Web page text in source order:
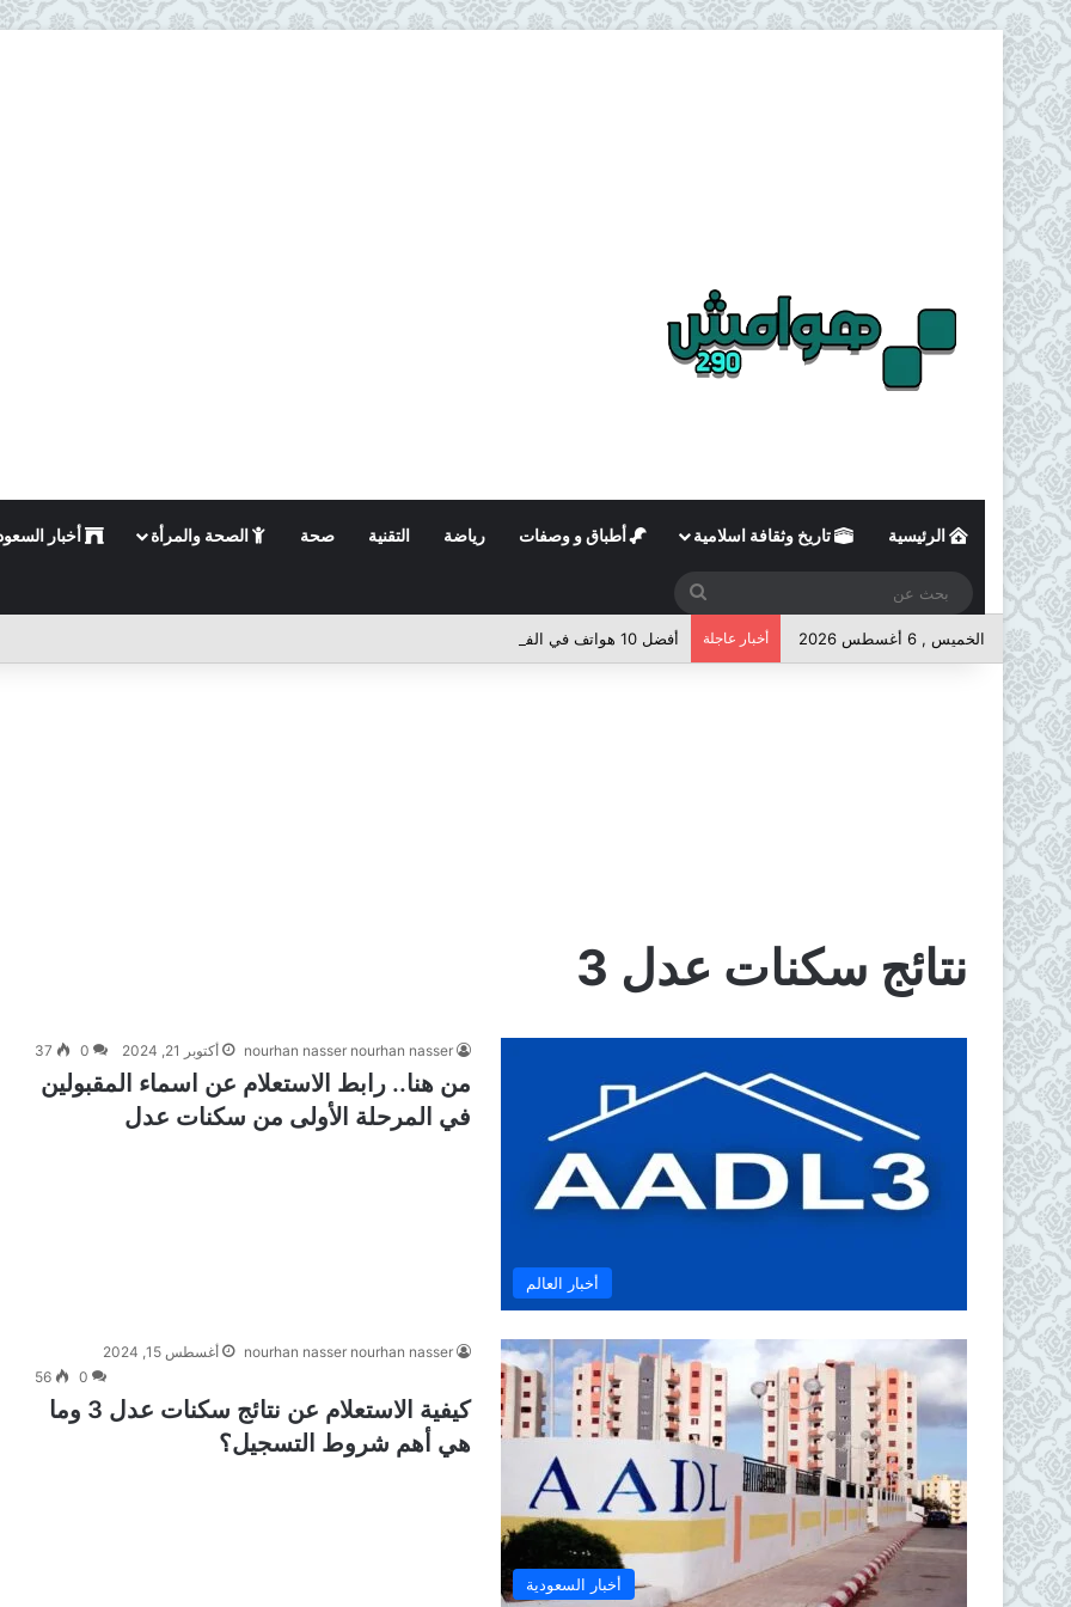
الرئيسية تاريخ وثقافة اسلامية أطباق و وصفات رياضة التقنية صحة الصحة والمرأة أخبار
عن
الخميس , 6 أغسطس 2026 أخبار عاجلة أفضل 10 هواتف في الفئة المتوسطة لعام 2026
نتائج سكنات عدل 3
أخبار العالم
nourhan nasser nourhan nasser أكتوبر 21, 2024 0
37
من هنا.. رابط الاستعلام عن اسماء المقبولين
في المرحلة الأولى من سكنات عدل
أخبار السعودية
nourhan nasser nourhan nasser
أغسطس 15, 2024
0
56
كيفية الاستعلام عن نتائج سكنات عدل 3 وما
هي أهم شروط التسجيل؟